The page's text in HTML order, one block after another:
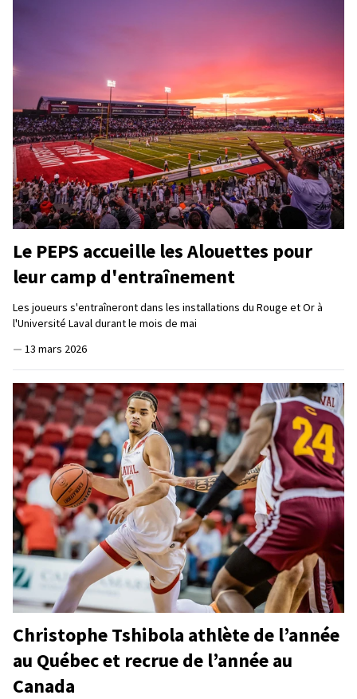
Le PEPS accueille les Alouettes pour
leur camp d'entraînement
Les joueurs s'entraîneront dans les installations du Rouge et Or à
l'Université Laval durant le mois de mai
— 13 mars 2026
Christophe Tshibola athlète de l’année
au Québec et recrue de l’année au
Canada